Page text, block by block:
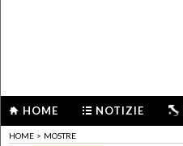
HOME NOTIZIE
HOME > MOSTRE